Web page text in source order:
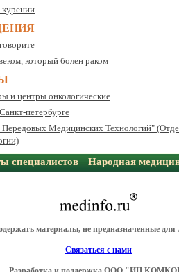
который болен раком
и центры онкологические
петербурге
Медицинских Технологий"
специалистов Народная
материалы, не предназначенные для
Связаться с нами